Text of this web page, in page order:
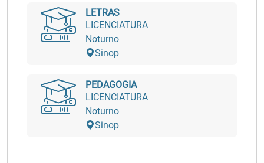
LETRAS
LICENCIATURA
Noturno
Sinop
PEDAGOGIA
LICENCIATURA
Noturno
Sinop